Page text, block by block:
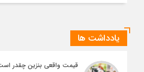
یادداشت ها
قیمت واقعی بنزین چقدر